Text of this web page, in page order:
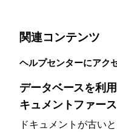
関連コンテンツ
ヘルプセンターにアク
データベースを利
キュメントファー
ドキュメントが古い